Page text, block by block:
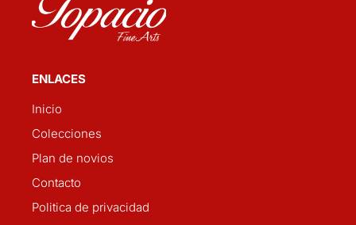
ENLACES
Inicio
Colecciones
Plan de novios
Contacto
Politica de privacidad